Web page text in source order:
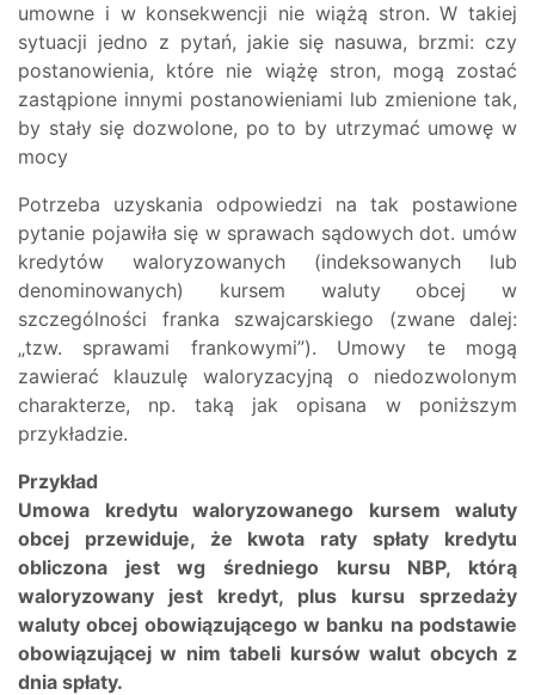
umowne i w konsekwencji nie wiążą stron. W takiej
sytuacji jedno z pytań, jakie się nasuwa, brzmi: czy
postanowienia, które nie wiążę stron, mogą zostać
zastąpione innymi postanowieniami lub zmienione tak,
by stały się dozwolone, po to by utrzymać umowę w
mocy
Potrzeba uzyskania odpowiedzi na tak postawione
pytanie pojawiła się w sprawach sądowych dot. umów
kredytów waloryzowanych (indeksowanych lub
denominowanych) kursem waluty obcej w
szczególności franka szwajcarskiego (zwane dalej:
„tzw. sprawami frankowymi”). Umowy te mogą
zawierać klauzulę waloryzacyjną o niedozwolonym
charakterze, np. taką jak opisana w poniższym
przykładzie.
Przykład
Umowa kredytu waloryzowanego kursem waluty
obcej przewiduje, że kwota raty spłaty kredytu
obliczona jest wg średniego kursu NBP, którą
waloryzowany jest kredyt, plus kursu sprzedaży
waluty obcej obowiązującego w banku na podstawie
obowiązującej w nim tabeli kursów walut obcych z
dnia spłaty.